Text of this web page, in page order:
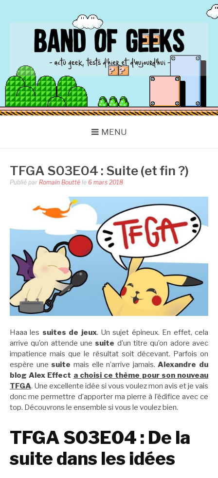
BAND OF GEEKS
Actu Geek d'hier et d'aujourd'hui
MENU
TFGA S03E04 : Suite (et fin ?)
Publié par Romain Boutté le 6 mars 2018
Haaa les suites de jeux. Un sujet épineux. En effet, cela
arrive qu’on attende unesuite d’un titre qu’on adore avec
impatience mais que le résultat soit décevant. Parfois on
espère unesuite mais elle n’arrive jamais.Alexandre du
blog Alex Effect a choisi ce thème pour son nouveau
TFGA. Une excellente idée si vous voulez mon avis et je vais
donc me permettre d’apporter ma pierre à l’édifice avec ce
top. Découvrons le ensemble si vous le voulez bien.
TFGA S03E04 : De la
suite dans les idées